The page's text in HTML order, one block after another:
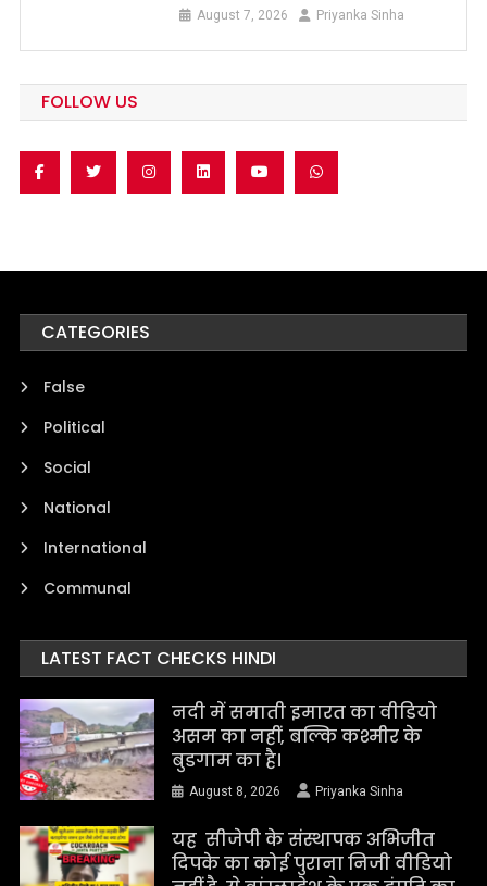
August 7, 2026 Priyanka Sinha
FOLLOW US
CATEGORIES
False
Political
Social
National
International
Communal
LATEST FACT CHECKS HINDI
नदी में समाती इमारत का वीडियो
असम का नहीं, बल्कि कश्मीर के
बुडगाम का है।
August 8, 2026 Priyanka Sinha
यह सीजेपी के संस्थापक अभिजीत
दिपके का कोई पुराना निजी वीडियो